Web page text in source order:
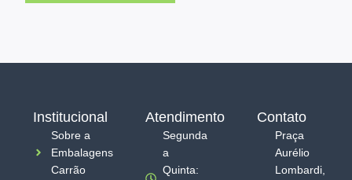
Institucional
Sobre a
Embalagens
Carrão
Atendimento
Segunda
a
Quinta:
Contato
Praça
Aurélio
Lombardi,